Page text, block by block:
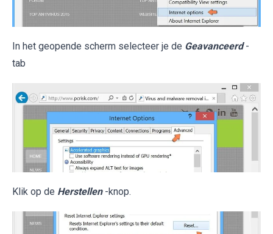
In het geopende scherm selecteer je de Geavanceerd -
tab
Klik op de Herstellen -knop.